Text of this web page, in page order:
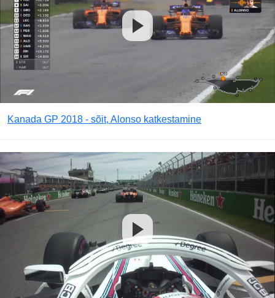
Kanada GP 2018 - sõit, Alonso katkestamine